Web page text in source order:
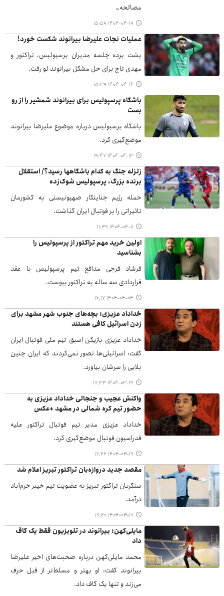
مصالحه…
۱۴۰۴-۰۴-۱۹ ۱۵:۵۹
عملیات نجات علیرضا بیرانوند شکست خورد!
پشت پرده جلسه مدیران پرسپولیس، تراکتور و
مهدی تاج برای حل مشکل بیرانوند لو رفت.
۱۴۰۴-۰۴-۱۶ ۱۵:۳۹
باشگاه پرسپولیس برای بیرانوند شمشیر را از رو
بست
باشگاه پرسپولیس درباره موضوع علیرضا بیرانوند
موضع‌گیری کرد.
۱۴۰۴-۰۴-۱۳ ۱۹:۴۷
زلزله جنگ به کدام باشگاهها رسید؟/ استقلال
برنده بزرگ، پرسپولیس شوک‌زده
حمله رژیم جنایتکار صهیونیستی به کشورمان
تاثیراتی را بر فوتبال ایران گذاشت.
۱۴۰۴-۰۴-۱۱ ۱۱:۳۹
اولین خرید مهم تراکتور از پرسپولیس را
بشناسید
فرشاد فرجی مدافع تیم پرسپولیس با عقد
قراردادی سه ساله به تراکتور پیوست.
۱۴۰۴-۰۴-۰۴ ۱۶:۱۷
خداداد عزیزی: بچه‌های جنوب شهر مشهد برای
زدن اسرائیل کافی هستند
خداداد عزیزی بازیکن اسبق تیم ملی فوتبال ایران
گفت: اسرائیلی‌ها تصور نمی‌کردند که ایران چنین
بلایی را سرشان بیاورد.
۱۴۰۴-۰۳-۳۱ ۱۷:۳۳
واکنش عجیب و جنجالی خداداد عزیزی به
حضور تیم کره شمالی در مشهد +عکس
خداداد عزیزی مدیر تیم فوتبال تراکتور علیه
فدراسیون فوتبال موضع‌گیری کرد.
۱۴۰۴-۰۳-۱۹ ۱۷:۲۶
مقصد جدید دروازه‌بان تراکتور تبریز اعلام شد
سنگربان تراکتور تبریز به عضویت تیم خیبر خرم‌آباد
درآمد.
۱۴۰۴-۰۳-۱۷ ۱۷:۲۰
مایلی‌کهن: بیرانوند در تلویزیون فقط یک گاف
داد
محمد مایلی‌کهن درباره صحبت‌های اخیر علیرضا
بیرانوند گفت: او بهتر و مسلط‌تر از قبل حرف
می‌زند و تنها یک گاف داد.